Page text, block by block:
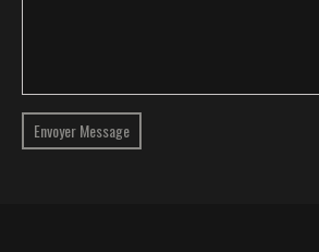
Envoyer Message